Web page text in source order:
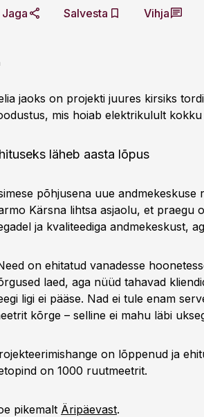
Jaga Salvesta Vihja
jaoks on projekti juures kirsiks
mis hoiab elektrikulult
läheb aasta lõpus
põhjusena uue
Kärsna lihtsa asjaolu, et praegu
ja kvaliteediga andmekeskust,
on ehitatud vanadesse
laed, aga nüüd tahavad
ligi ei pääse. Nad ei tule enam
kõrge – selline ei mahu läbi
on lõppenud ja
on 1000 ruutmeetrit.
pikemalt Äripäevast.